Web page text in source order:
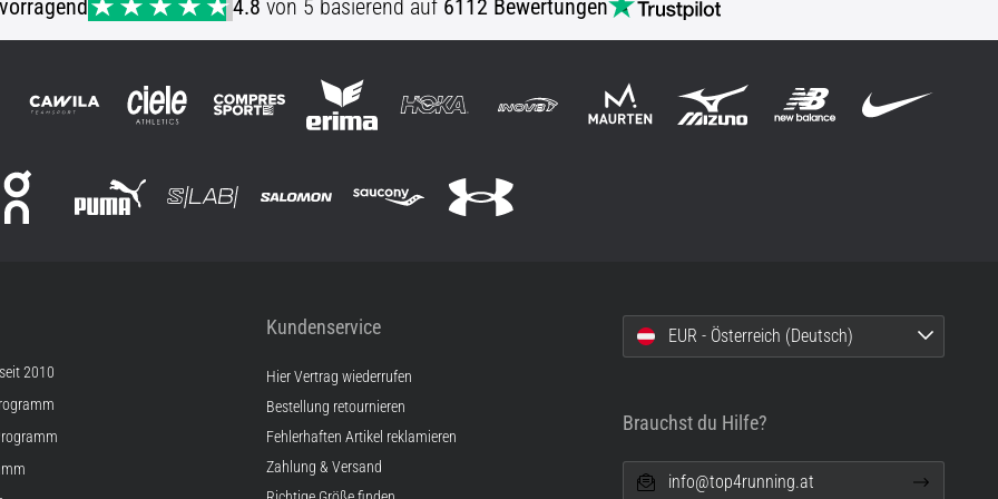
4.8 von 5 basierend auf 6112 Bewertungen
2010
Kundenservice
Hier Vertrag wiederrufen
Bestellung retournieren
Fehlerhaften Artikel reklamieren
Zahlung & Versand
EUR - Österreich (Deutsch)
Brauchst du Hilfe?
info@top4running.at